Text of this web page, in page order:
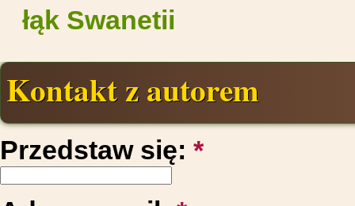
łąk Swanetii
Kontakt z autorem
Przedstaw się: *